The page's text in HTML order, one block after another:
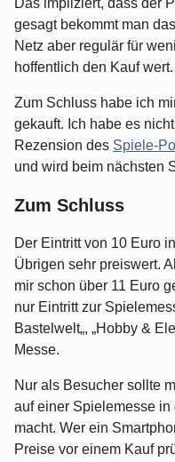
Das impliziert, dass der
gesagt bekommt man
Netz aber regulär für
hoffentlich den Kauf wert.
Zum Schluss habe ich
gekauft. Ich habe es
Rezension des Spiele-
und wird beim nächsten
Zum Schluss
Der Eintritt von 10 Euro
Übrigen sehr preiswert.
mir schon über 11 Euro
nur Eintritt zur
Bastelwelt„, „Hobby &
Messe.
Nur als Besucher sollte
auf einer Spielemesse
macht. Wer ein
Preise vor einem Kauf